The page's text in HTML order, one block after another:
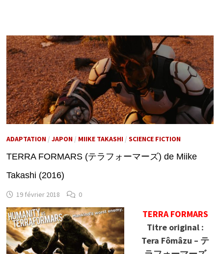
ADAPTATION/ JAPON/ MIIKE TAKASHI/ SCIENCE FICTION
TERRA FORMARS (テラフォーマーズ) de Miike
Takashi (2016)
19 février 2018 0
TERRA FORMARS
Titre original :
Tera Fômâzu – テ